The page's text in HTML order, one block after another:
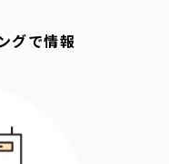
グで情報